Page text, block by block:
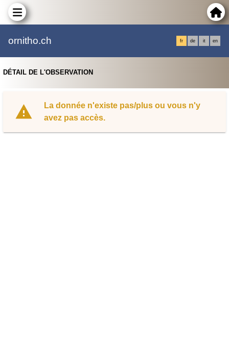
ornitho.ch fr de it en
DÉTAIL DE L'OBSERVATION
La donnée n'existe pas/plus ou vous n'y
avez pas accès.